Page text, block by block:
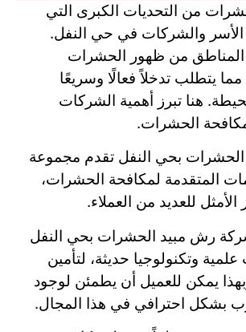
من التحديات الكبرى التي
الأسر والشركات في حي النفل.
المناطق من ظهور الحشرات
مما يتطلب تدخلاً فعالًا وسريعًا
هنا تبرز أهمية الشركات
الحشرات.
بحي النفل تقدم مجموعة
المتقدمة لمكافحة الحشرات،
الأمثل للعديد من العملاء.
رش مبيد الحشرات بحي النفل
وتكنولوجيا حديثة، لتأمين
وبهذا يمكن للعميل أن يطمئن لوجود
بشكل احترافي في هذا المجال.